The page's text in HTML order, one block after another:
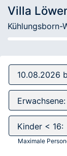
Villa
Kühlungsborn-
Erwachsene:
Kinder < 16:
Maximale